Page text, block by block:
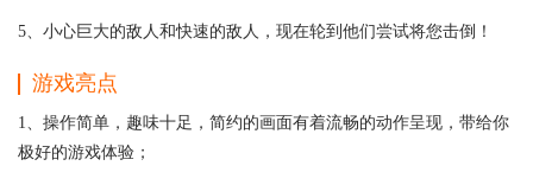
5、小心巨大的敌人和快速的敌人，现在轮到他们尝试将您击倒！
游戏亮点
1、操作简单，趣味十足，简约的画面有着流畅的动作呈现，带给你
极好的游戏体验；